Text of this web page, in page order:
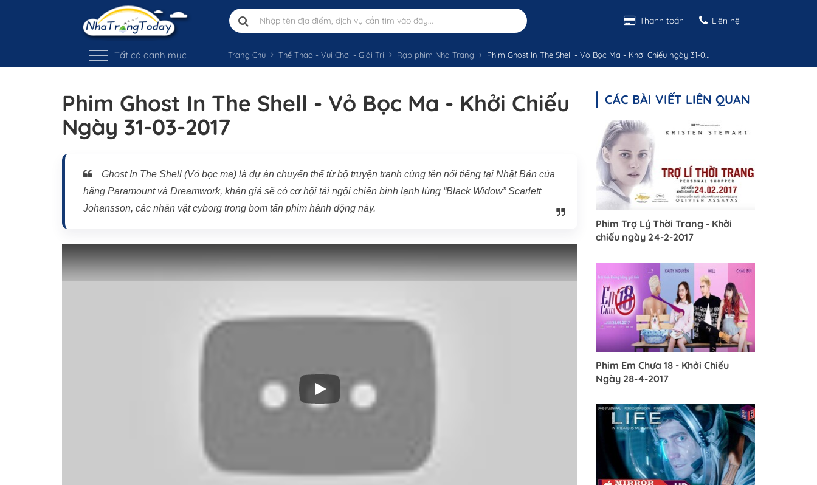
Thanh toán Liên hệ
Tất cả danh mục Trang Chủ Thể Thao - Vui Chơi - Giải Trí Rạp phim Nha Trang Phim Ghost In The Shell - Vỏ Bọc Ma - Khởi Chiếu ngày 31-03-2017
Phim Ghost In The Shell - Vỏ Bọc Ma - Khởi Chiếu
Ngày 31-03-2017
Ghost In The Shell (Vỏ bọc ma) là dự án chuyển thể từ bộ truyện tranh cùng tên nổi tiếng tại Nhật Bản của
hãng Paramount và Dreamwork, khán giả sẽ có cơ hội tái ngội chiến binh lạnh lùng “Black Widow” Scarlett
Johansson, các nhân vật cyborg trong bom tấn phim hành động này.
Play: Phim Ghost In The Shell - Vỏ Bọc Ma - Khởi Chiếu ngày 31-03-2017
Vị trí trên bản đồ
CÁC BÀI VIẾT LIÊN QUAN
Phim Trợ Lý Thời Trang - Khởi
chiếu ngày 24-2-2017
Phim Em Chưa 18 - Khởi Chiếu
Ngày 28-4-2017